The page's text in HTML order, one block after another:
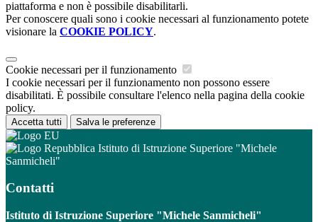
piattaforma e non è possibile disabilitarli.
Per conoscere quali sono i cookie necessari al funzionamento potete
visionare la COOKIE POLICY.
Cookie necessari per il funzionamento
I cookie necessari per il funzionamento non possono essere
disabilitati. È possibile consultare l'elenco nella pagina della cookie
policy.
Accetta tutti Salva le preferenze
Istituto di Istruzione Superiore "Michele
Sanmicheli"
Contatti
Istituto di Istruzione Superiore "Michele Sanmicheli"